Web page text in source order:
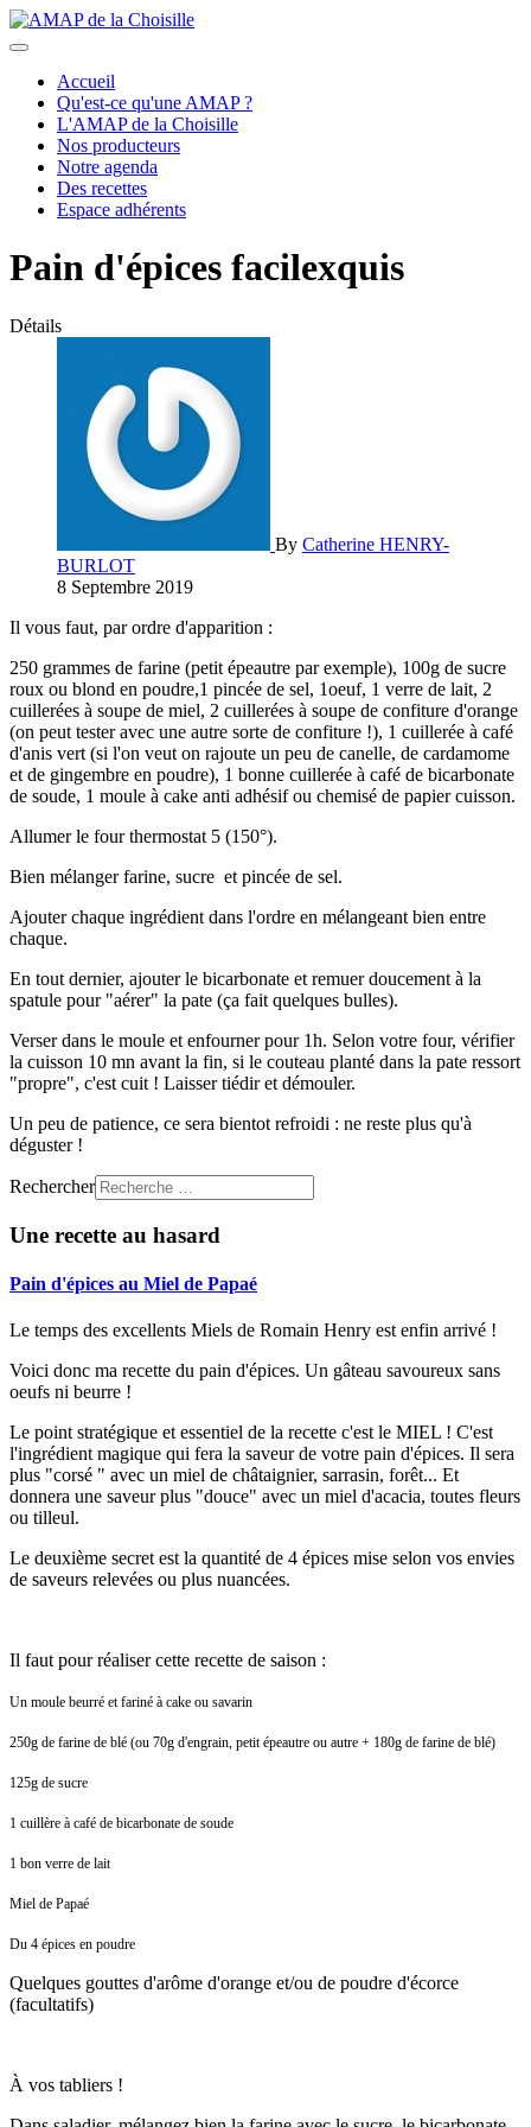
Accueil
Qu'est-ce qu'une AMAP ?
L'AMAP de la Choisille
Nos producteurs
Notre agenda
Des recettes
Espace adhérents
Pain d'épices facilexquis
Détails
By Catherine HENRY-
BURLOT
8 Septembre 2019
Il vous faut, par ordre d'apparition :
250 grammes de farine (petit épeautre par exemple), 100g de sucre
roux ou blond en poudre,1 pincée de sel, 1oeuf, 1 verre de lait, 2
cuillerées à soupe de miel, 2 cuillerées à soupe de confiture d'orange
(on peut tester avec une autre sorte de confiture !), 1 cuillerée à café
d'anis vert (si l'on veut on rajoute un peu de canelle, de cardamome
et de gingembre en poudre), 1 bonne cuillerée à café de bicarbonate
de soude, 1 moule à cake anti adhésif ou chemisé de papier cuisson.
Allumer le four thermostat 5 (150°).
Bien mélanger farine, sucre et pincée de sel.
Ajouter chaque ingrédient dans l'ordre en mélangeant bien entre
chaque.
En tout dernier, ajouter le bicarbonate et remuer doucement à la
spatule pour "aérer" la pate (ça fait quelques bulles).
Verser dans le moule et enfourner pour 1h. Selon votre four, vérifier
la cuisson 10 mn avant la fin, si le couteau planté dans la pate ressort
"propre", c'est cuit ! Laisser tiédir et démouler.
Un peu de patience, ce sera bientot refroidi : ne reste plus qu'à
déguster !
Rechercher
Une recette au hasard
Pain d'épices au Miel de Papaé
Le temps des excellents Miels de Romain Henry est enfin arrivé !
Voici donc ma recette du pain d'épices. Un gâteau savoureux sans
oeufs ni beurre !
Le point stratégique et essentiel de la recette c'est le MIEL ! C'est
l'ingrédient magique qui fera la saveur de votre pain d'épices. Il sera
plus "corsé " avec un miel de châtaignier, sarrasin, forêt... Et
donnera une saveur plus "douce" avec un miel d'acacia, toutes fleurs
ou tilleul.
Le deuxième secret est la quantité de 4 épices mise selon vos envies
de saveurs relevées ou plus nuancées.
Il faut pour réaliser cette recette de saison :
Un moule beurré et fariné à cake ou savarin
250g de farine de blé (ou 70g d'engrain, petit épeautre ou autre + 180g de farine de blé)
125g de sucre
1 cuillère à café de bicarbonate de soude
1 bon verre de lait
Miel de Papaé
Du 4 épices en poudre
Quelques gouttes d'arôme d'orange et/ou de poudre d'écorce
(facultatifs)
À vos tabliers !